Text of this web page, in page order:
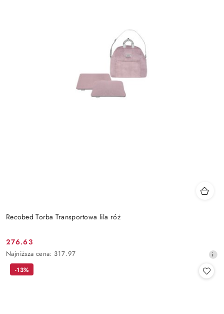
Recobed Torba Transportowa lila róż
Cena
promocyjna:
276.63
Najniższa
cena
Najniższa cena: 317.97
-13%